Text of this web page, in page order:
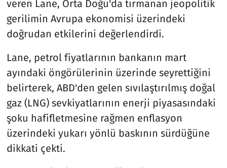
veren Lane, Orta Doğu'da tırmanan jeopolitik
gerilimin Avrupa ekonomisi üzerindeki
doğrudan etkilerini değerlendirdi.
Lane, petrol fiyatlarının bankanın mart
ayındaki öngörülerinin üzerinde seyrettiğini
belirterek, ABD'den gelen sıvılaştırılmış doğal
gaz (LNG) sevkiyatlarının enerji piyasasındaki
şoku hafifletmesine rağmen enflasyon
üzerindeki yukarı yönlü baskının sürdüğüne
dikkati çekti.
Teknoloji ve Bilim
Televizyon